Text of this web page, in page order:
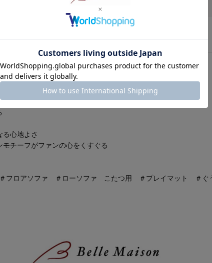
こり。
ド
心地よさ
チーフがファンの心をくすぐる
フロアソファ ＃ローソファ こたつ用 ＃プレイマット ＃ぐ